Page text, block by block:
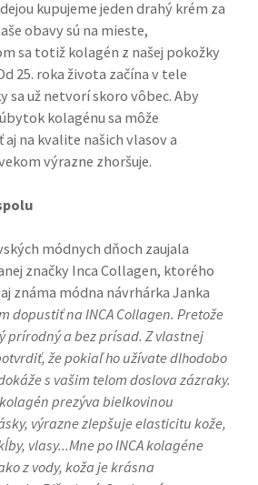
kupujeme jeden drahý krém za
obavy sú na mieste,
sa totiž kolagén z našej pokožky
25. roka života začína v tele
sa už netvorí skoro vôbec. Aby
kolagénu sa môže
na kvalite našich vlasov a
výrazne zhoršuje.
módnych dňoch zaujala
značky Inca Collagen, ktorého
známa módna návrhárka Janka
dopustiť na INCA Collagen. Pretože
prírodný a bez prísad. Z vlastnej
že pokiaľ ho užívate dlhodobo
s vašim telom doslova zázraky.
prezýva bielkovinou
výrazne zlepšuje elasticitu kože,
vlasy...Mne po INCA kolagéne
z vody, koža je krásna